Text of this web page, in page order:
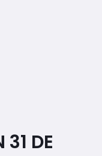
31 DE